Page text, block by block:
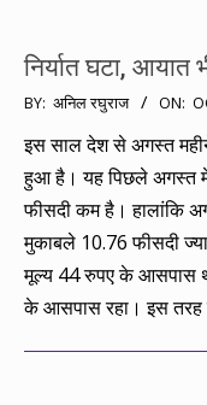
निर्यात घटा, आयात
2012-
01
BY: अनिल रघुराज ON:
इस साल देश से अगस्त
हुआ है। यह पिछले अगस्त
फीसदी कम है। हालांकि
मुकाबले 10.76 फीसदी
मूल्य 44 रुपए के आसपास
के आसपास रहा। इस तरह